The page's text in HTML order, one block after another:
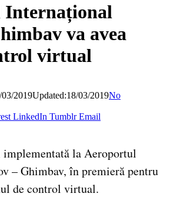
va avea
virtual
03/2019Updated:18/03/2019No
LinkedIn Tumblr Email
implementată la Aeroportul
– Ghimbav, în premieră pentru
de control virtual.